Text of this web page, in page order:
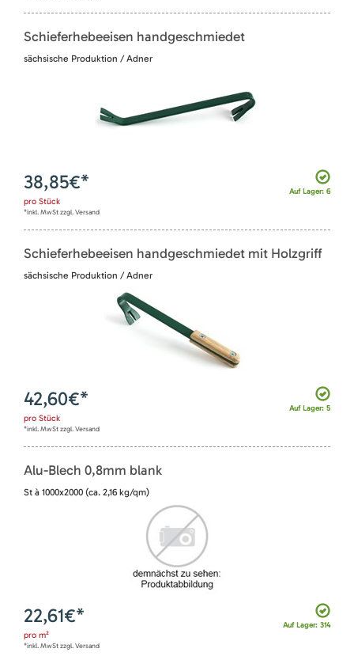
Schieferhebeeisen handgeschmiedet
sächsische Produktion / Adner
Auf Lager: 6
38,85€*
pro Stück
*inkl. MwSt zzgl. Versand
Schieferhebeeisen handgeschmiedet mit Holzgriff
sächsische Produktion / Adner
Auf Lager: 5
42,60€*
pro Stück
*inkl. MwSt zzgl. Versand
Alu-Blech 0,8mm blank
St à 1000x2000 (ca. 2,16 kg/qm)
Auf Lager: 314
22,61€*
pro m²
*inkl. MwSt zzgl. Versand